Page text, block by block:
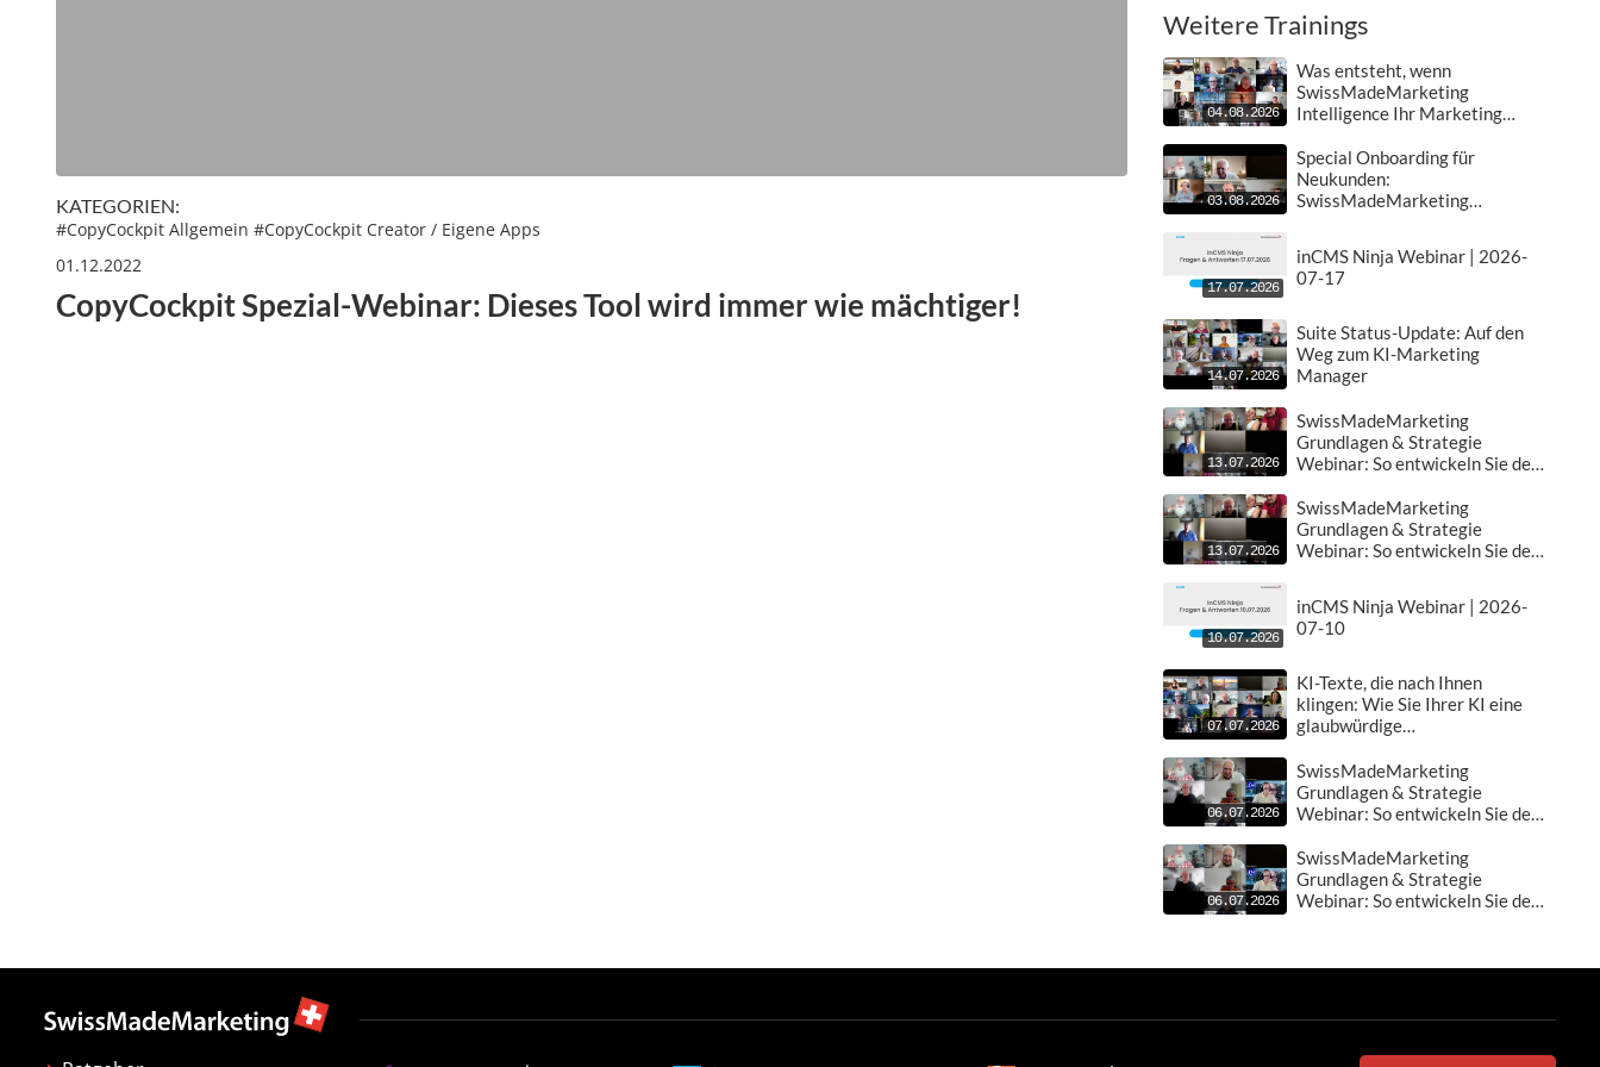
Weitere Trainings
04.08.2026
Was entsteht, wenn
SwissMadeMarketing
Intelligence Ihr Marketing
03.08.2026
Special Onboarding für
Neukunden:
SwissMadeMarketing
17.07.2026
inCMS Ninja Webinar | 2026-
07-17
14.07.2026
Suite Status-Update: Auf den
Weg zum KI-Marketing
Manager
13.07.2026
SwissMadeMarketing
Grundlagen & Strategie
Webinar: So entwickeln Sie den
| 2026-07-13
13.07.2026
SwissMadeMarketing
Grundlagen & Strategie
Webinar: So entwickeln Sie den
10.07.2026
inCMS Ninja Webinar | 2026-
07-10
07.07.2026
KI-Texte, die nach Ihnen
klingen: Wie Sie Ihrer KI eine
glaubwürdige
beibringen
06.07.2026
SwissMadeMarketing
Grundlagen & Strategie
Webinar: So entwickeln Sie den
| 2026-07-06
06.07.2026
SwissMadeMarketing
Grundlagen & Strategie
Webinar: So entwickeln Sie den
KATEGORIEN:
#CopyCockpit Allgemein #CopyCockpit Creator / Eigene Apps
01.12.2022
CopyCockpit Spezial-Webinar: Dieses Tool wird immer wie mächtiger!